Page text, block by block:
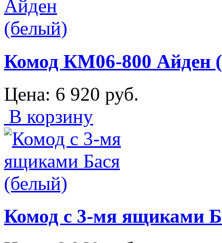
Комод КМ06-800 Айден
Цена: 6 920 руб.
В корзину
Комод с 3-мя ящиками